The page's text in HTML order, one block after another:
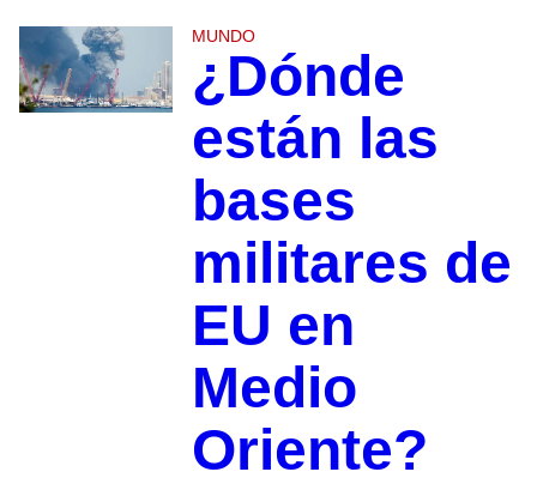
MUNDO
¿Dónde
están las
bases
militares de
EU en
Medio
Oriente?